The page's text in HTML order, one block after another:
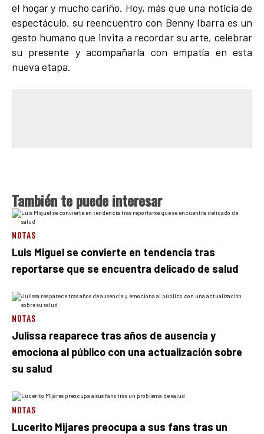
el hogar y mucho cariño. Hoy, más que una noticia de
espectáculo, su reencuentro con Benny Ibarra es un
gesto humano que invita a recordar su arte, celebrar
su presente y acompañarla con empatía en esta
nueva etapa.
También te puede interesar
NOTAS
Luis Miguel se convierte en tendencia tras
reportarse que se encuentra delicado de salud
NOTAS
Julissa reaparece tras años de ausencia y
emociona al público con una actualización sobre
su salud
NOTAS
Lucerito Mijares preocupa a sus fans tras un